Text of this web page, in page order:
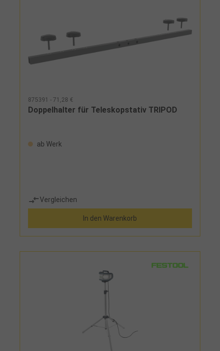
875391 - 71,28 €
Doppelhalter für Teleskopstativ TRIPOD
ab Werk
Vergleichen
In den Warenkorb